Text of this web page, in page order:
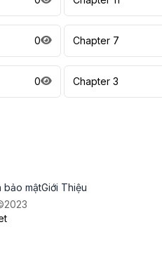
0 Chapter 7
0 Chapter 3
bảo mậtGiới Thiệu